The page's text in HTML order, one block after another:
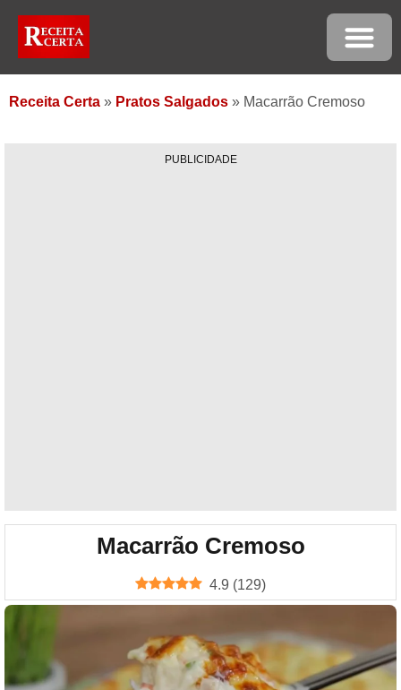
Receita Certa » Pratos Salgados » Macarrão Cremoso
PUBLICIDADE
Macarrão Cremoso
4.9 (129)